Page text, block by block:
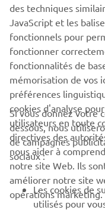
GAMME
CORPORATE
PROS & B2B
PLUS YAMAHA
des techniques
JavaScript et les
fonctionnels pour
fonctionner
fonctionnalités de
mémorisation de vos
préférences
cookies d'analyse
utilisateurs en toute
directives des
nous aider à
notre site Web. Ils
améliorer notre site
opérations marketing.
Si vous donnez votre
dessous, nous
de campagnes
sociaux :
Les cookies de
utilisés pour